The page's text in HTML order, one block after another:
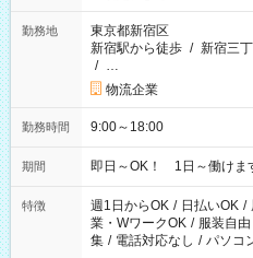
勤務地
東京都新宿区
新宿駅から徒歩 / 新宿三
/ …
物流企業
勤務時間 9:00～18:00
期間 即日～OK！ 1日～働けま
特徴 週1日からOK / 日払いOK /
業・WワークOK / 服装自由
集 / 電話対応なし / パソコ